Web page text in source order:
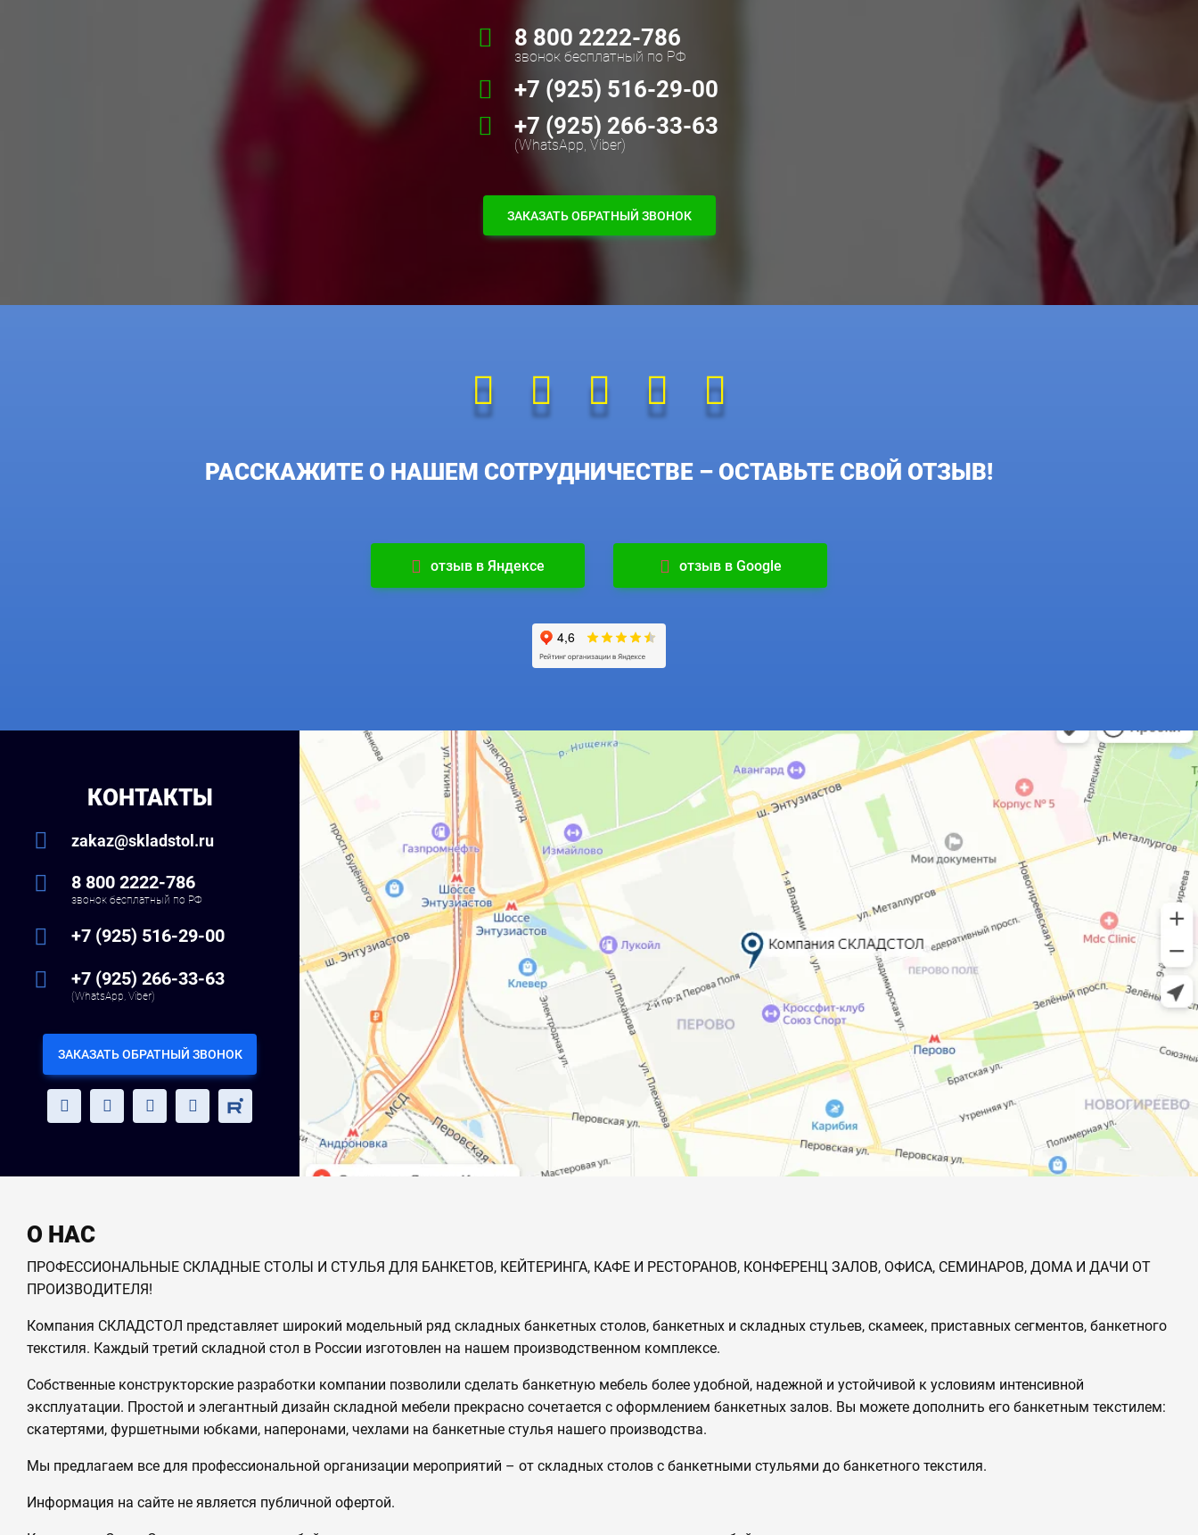
8 800 2222-786
звонок бесплатный по РФ
+7 (925) 516-29-00
+7 (925) 266-33-63
(WhatsApp, Viber)
ЗАКАЗАТЬ ОБРАТНЫЙ ЗВОНОК
РАССКАЖИТЕ О НАШЕМ СОТРУДНИЧЕСТВЕ – ОСТАВЬТЕ СВОЙ ОТЗЫВ!
отзыв в Яндексе отзыв в Google
КОНТАКТЫ
zakaz@skladstol.ru
8 800 2222-786
звонок бесплатный по РФ
+7 (925) 516-29-00
+7 (925) 266-33-63
(WhatsApp, Viber)
ЗАКАЗАТЬ ОБРАТНЫЙ ЗВОНОК
О НАС
ПРОФЕССИОНАЛЬНЫЕ СКЛАДНЫЕ СТОЛЫ И СТУЛЬЯ ДЛЯ БАНКЕТОВ, КЕЙТЕРИНГА, КАФЕ И РЕСТОРАНОВ, КОНФЕРЕНЦ ЗАЛОВ, ОФИСА, СЕМИНАРОВ, ДОМА И ДАЧИ ОТ
ПРОИЗВОДИТЕЛЯ!
Компания СКЛАДСТОЛ представляет широкий модельный ряд складных банкетных столов, банкетных и складных стульев, скамеек, приставных сегментов, банкетного
текстиля. Каждый третий складной стол в России изготовлен на нашем производственном комплексе.
Собственные конструкторские разработки компании позволили сделать банкетную мебель более удобной, надежной и устойчивой к условиям интенсивной
эксплуатации. Простой и элегантный дизайн складной мебели прекрасно сочетается с оформлением банкетных залов. Вы можете дополнить его банкетным текстилем:
скатертями, фуршетными юбками, наперонами, чехлами на банкетные стулья нашего производства.
Мы предлагаем все для профессиональной организации мероприятий – от складных столов с банкетными стульями до банкетного текстиля.
Информация на сайте не является публичной офертой.